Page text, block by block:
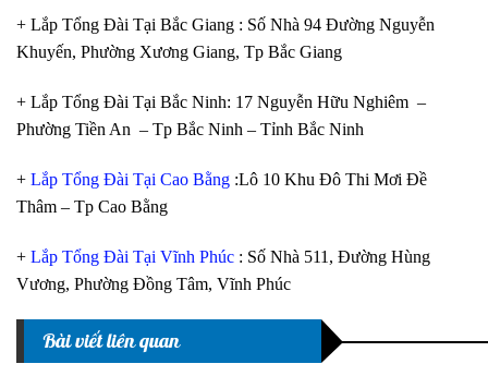
+ Lắp Tổng Đài Tại Bắc Giang : Số Nhà 94 Đường Nguyễn
Khuyến, Phường Xương Giang, Tp Bắc Giang
+ Lắp Tổng Đài Tại Bắc Ninh: 17 Nguyễn Hữu Nghiêm –
Phường Tiền An – Tp Bắc Ninh – Tỉnh Bắc Ninh
+ Lắp Tổng Đài Tại Cao Bằng :Lô 10 Khu Đô Thi Mơi Đề
Thâm – Tp Cao Bằng
+ Lắp Tổng Đài Tại Vĩnh Phúc : Số Nhà 511, Đường Hùng
Vương, Phường Đồng Tâm, Vĩnh Phúc
Bài viết liên quan